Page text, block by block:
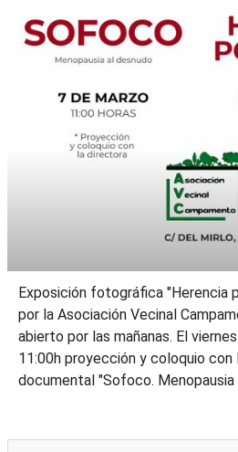
Exposición fotográfica "Herencia
por la Asociación Vecinal
abierto por las mañanas. El
11:00h proyección y coloquio
documental "Sofoco. Menopausia